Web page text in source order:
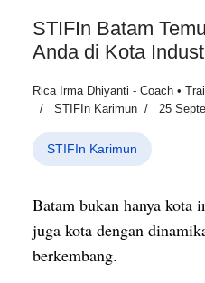
STIFIn Batam
Anda di Kota
Rica Irma Dhiyanti - Coach •
STIFIn Karimun
25
STIFIn Karimun
Batam bukan hanya kota
juga kota dengan
berkembang.